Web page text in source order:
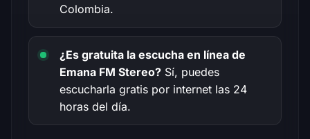
Colombia.
¿Es gratuita la escucha en línea de
Emana FM Stereo? Sí, puedes
escucharla gratis por internet las 24
horas del día.